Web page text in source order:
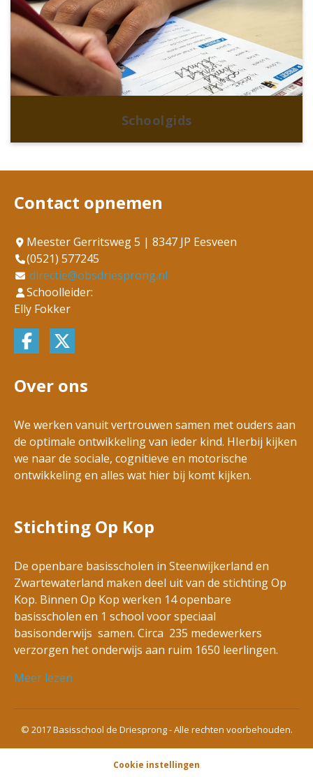
Schoolgids
Contact opnemen
Meester Gerritsweg 5 | 8347 JP Eesveen
(0521) 577245
directie@obsdriesprong.nl
Schoolleider:
Elly Fokker
Over ons
We werken vanuit vertrouwen samen met ouders aan
de optimale ontwikkeling van ieder kind. HIerbij kijken
we naar de sociale, cognitieve en motorische
ontwikkeling en alles wat hier bij komt kijken.
Stichting Op Kop
De openbare basisscholen in Steenwijkerland en
Zwartewaterland maken deel uit van de stichting Op
Kop. Binnen Op Kop werken 14 openbare
basisscholen en 1 school voor speciaal
basisonderwijs samen. Circa 235 medewerkers
verzorgen het onderwijs aan ruim 1650 leerlingen.
Meer lezen
© 2017 Basisschool de Driesprong - Alle rechten voorbehouden.
Cookie instellingen